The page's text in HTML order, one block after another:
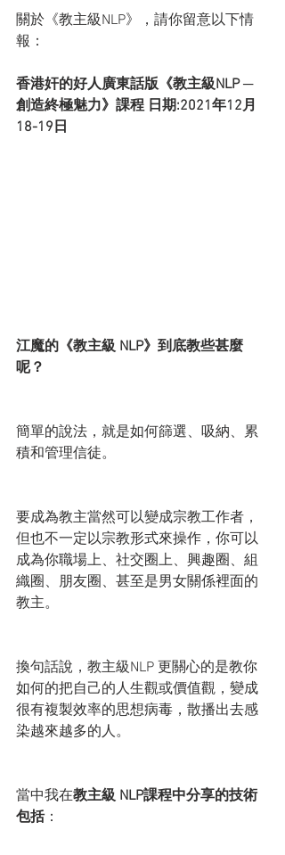
關於《教主級NLP》，請你留意以下情
報：
香港奸的好人廣東話版《教主級NLP ─
創造終極魅力》課程 日期:2021年12月
18-19日
江魔的《教主級 NLP》到底教些甚麼
呢？
簡單的說法，就是如何篩選、吸納、累
積和管理信徒。
要成為教主當然可以變成宗教工作者，
但也不一定以宗教形式來操作，你可以
成為你職場上、社交圈上、興趣圈、組
織圈、朋友圈、甚至是男女關係裡面的
教主。
換句話說，教主級NLP 更關心的是教你
如何的把自己的人生觀或價值觀，變成
很有複製效率的思想病毒，散播出去感
染越來越多的人。
當中我在教主級 NLP課程中分享的技術
包括：